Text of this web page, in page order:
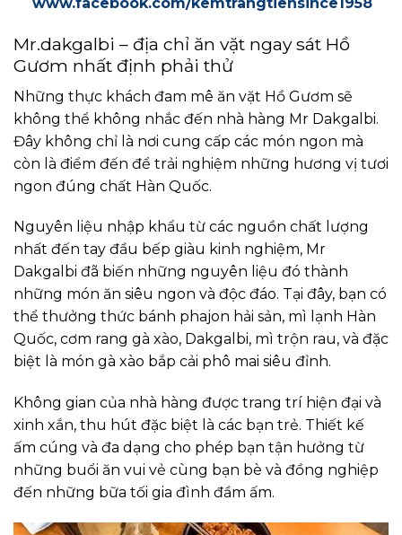
Mr.dakgalbi – địa chỉ ăn vặt ngay sát Hồ
Gươm nhất định phải thử
Những thực khách đam mê ăn vặt Hồ Gươm sẽ
không thể không nhắc đến nhà hàng Mr Dakgalbi.
Đây không chỉ là nơi cung cấp các món ngon mà
còn là điểm đến để trải nghiệm những hương vị tươi
ngon đúng chất Hàn Quốc.
Nguyên liệu nhập khẩu từ các nguồn chất lượng
nhất đến tay đầu bếp giàu kinh nghiệm, Mr
Dakgalbi đã biến những nguyên liệu đó thành
những món ăn siêu ngon và độc đáo. Tại đây, bạn có
thể thưởng thức bánh phajon hải sản, mì lạnh Hàn
Quốc, cơm rang gà xào, Dakgalbi, mì trộn rau, và đặc
biệt là món gà xào bắp cải phô mai siêu đỉnh.
Không gian của nhà hàng được trang trí hiện đại và
xinh xắn, thu hút đặc biệt là các bạn trẻ. Thiết kế
ấm cúng và đa dạng cho phép bạn tận hưởng từ
những buổi ăn vui vẻ cùng bạn bè và đồng nghiệp
đến những bữa tối gia đình đầm ấm.